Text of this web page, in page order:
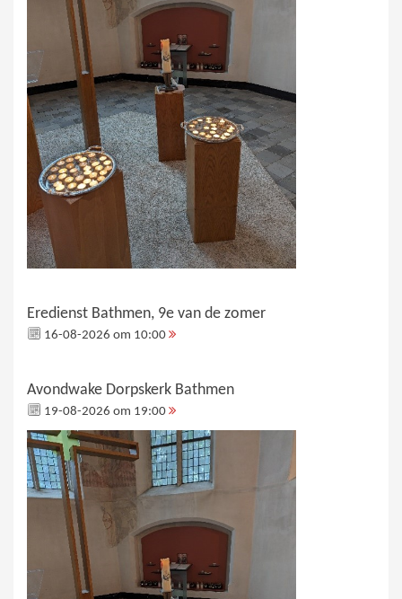
Eredienst Bathmen, 9e van de zomer
16-08-2026 om 10:00
Avondwake Dorpskerk Bathmen
19-08-2026 om 19:00